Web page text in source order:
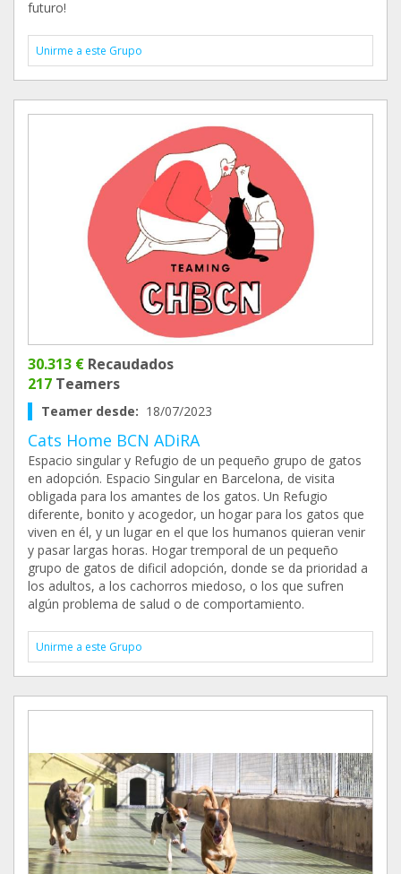
futuro!
Unirme a este Grupo
30.313 € Recaudados
217 Teamers
Teamer desde: 18/07/2023
Cats Home BCN ADiRA
Espacio singular y Refugio de un pequeño grupo de gatos
en adopción. Espacio Singular en Barcelona, de visita
obligada para los amantes de los gatos. Un Refugio
diferente, bonito y acogedor, un hogar para los gatos que
viven en él, y un lugar en el que los humanos quieran venir
y pasar largas horas. Hogar tremporal de un pequeño
grupo de gatos de dificil adopción, donde se da prioridad a
los adultos, a los cachorros miedoso, o los que sufren
algún problema de salud o de comportamiento.
Unirme a este Grupo